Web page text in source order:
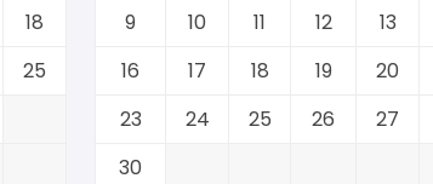
18
25
9
10 11 12 13
16
17 18 19 20
23
24 25 26 27
30